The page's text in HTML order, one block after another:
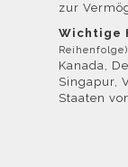
zur
Wichtige
Reihenfolge)
Kanada,
Singapur,
Staaten